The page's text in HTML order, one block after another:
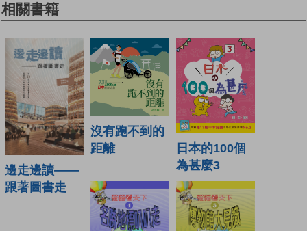
相關書籍
邊走邊讀——
跟著圖書走
沒有跑不到的
距離
日本的100個
為甚麼3